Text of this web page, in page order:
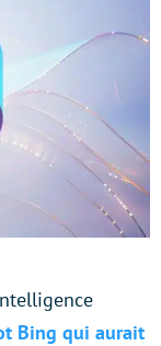
Bing qui aurait